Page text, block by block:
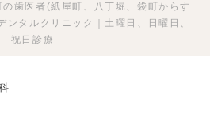
歯医者(紙屋町、八丁堀、袋町からす
ンタルクリニック｜土曜日、日曜日、
祝日診療